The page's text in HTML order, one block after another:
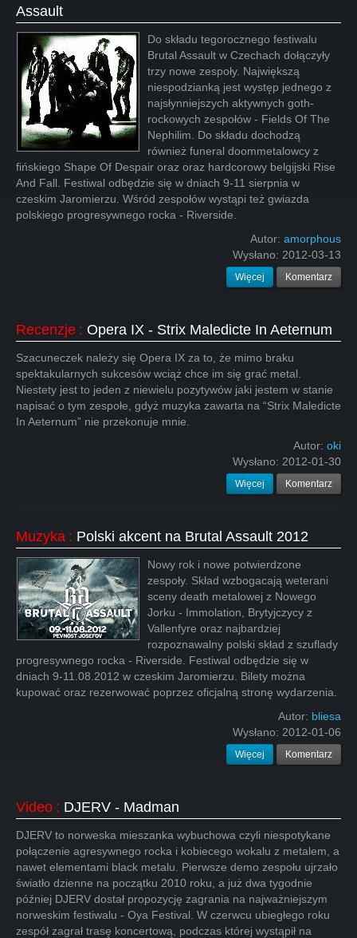
Assault
Do składu tegorocznego festiwalu
Brutal Assault w Czechach dołączyły
trzy nowe zespoły. Największą
niespodzianką jest występ jednego z
najsłynniejszych aktywnych goth-
rockowych zespołów - Fields Of The
Nephilim. Do składu dochodzą
również funeral doommetalowcy z
fińskiego Shape Of Despair oraz oraz hardcorowy belgijski Rise
And Fall. Festiwal odbędzie się w dniach 9-11 sierpnia w
czeskim Jaromierzu. Wśród zespołów wystąpi też gwiazda
polskiego progresywnego rocka - Riverside.
Autor: amorphous
Wysłano: 2012-03-13
Więcej Komentarz
Recenzje : Opera IX - Strix Maledicte In Aeternum
Szacuneczek należy się Opera IX za to, że mimo braku
spektakularnych sukcesów wciąż chce im się grać metal.
Niestety jest to jeden z niewielu pozytywów jaki jestem w stanie
napisać o tym zespołe, gdyż muzyka zawarta na “Strix Maledicte
In Aeternum” nie przekonuje mnie.
Autor: oki
Wysłano: 2012-01-30
Więcej Komentarz
Muzyka : Polski akcent na Brutal Assault 2012
Nowy rok i nowe potwierdzone
zespoły. Skład wzbogacają weterani
sceny death metalowej z Nowego
Jorku - Immolation, Brytyjczycy z
Vallenfyre oraz najbardziej
rozpoznawalny polski skład z szuflady
progresywnego rocka - Riverside. Festiwal odbędzie się w
dniach 9-11.08.2012 w czeskim Jaromierzu. Bilety można
kupować oraz rezerwować poprzez oficjalną stronę wydarzenia.
Autor: bliesa
Wysłano: 2012-01-06
Więcej Komentarz
Video : DJERV - Madman
DJERV to norweska mieszanka wybuchowa czyli niespotykane
połączenie agresywnego rocka i kobiecego wokalu z metalem, a
nawet elementami black metalu. Pierwsze demo zespołu ujrzało
światło dzienne na początku 2010 roku, a już dwa tygodnie
później DJERV dostał propozycję zagrania na najważniejszym
norweskim festiwalu - Oya Festival. W czerwcu ubiegłego roku
zespół zagrał trasę koncertową, podczas której wystąpił na